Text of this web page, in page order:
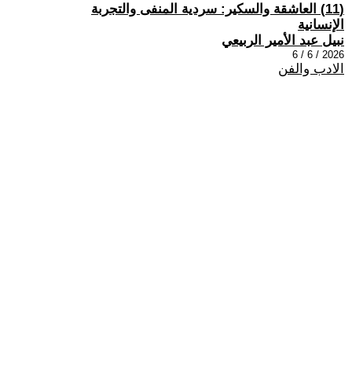
(11) العاشقة والسكير: سردية المنفى والتجربة
الإنسانية
نبيل عبد الأمير الربيعي
2026 / 6 / 6
الادب والفن